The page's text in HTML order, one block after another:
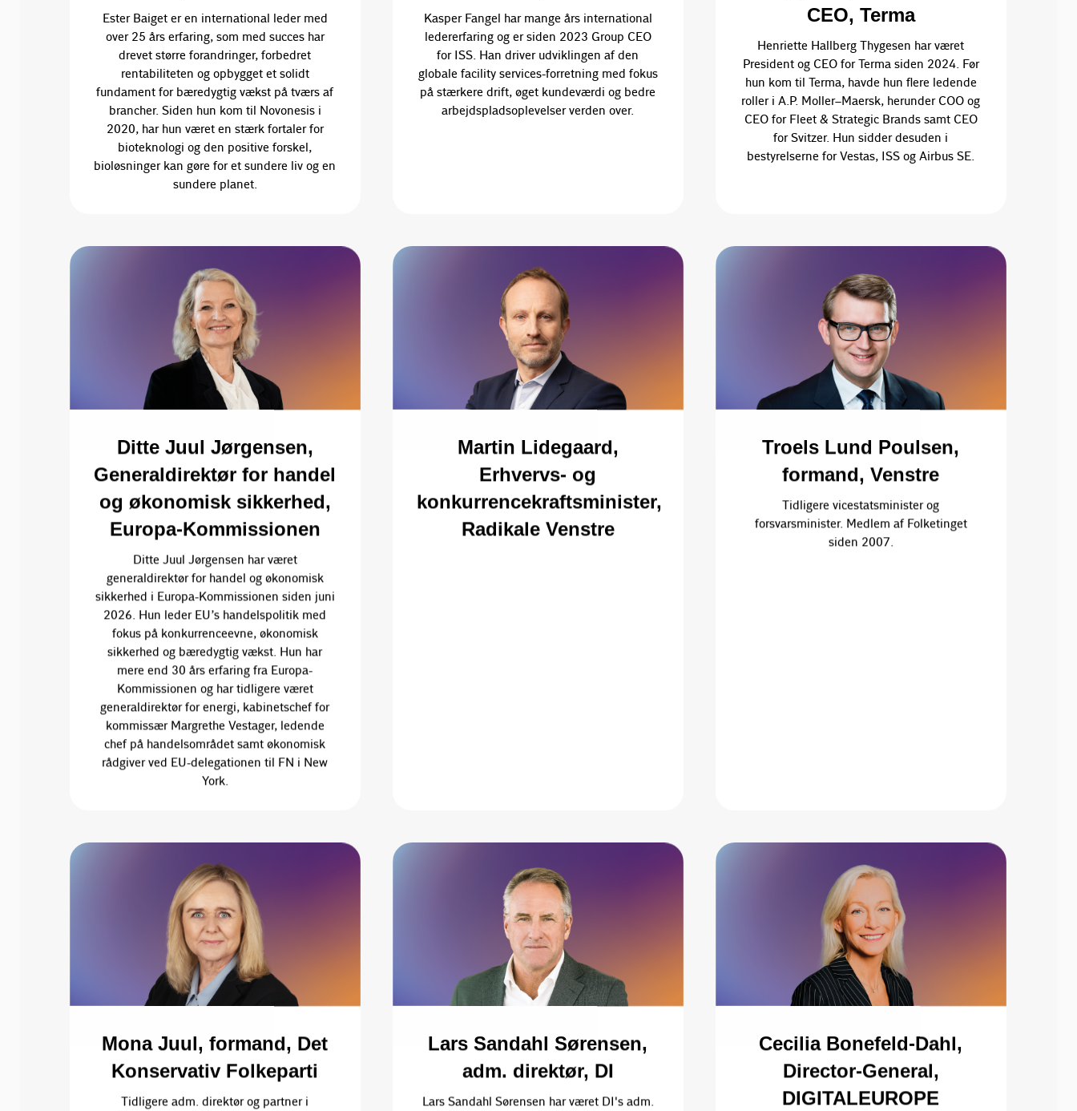
Ester Baiget er en international leder med
over 25 års erfaring, som med succes har
drevet større forandringer, forbedret
rentabiliteten og opbygget et solidt
fundament for bæredygtig vækst på tværs af
brancher. Siden hun kom til Novonesis i
2020, har hun været en stærk fortaler for
bioteknologi og den positive forskel,
bioløsninger kan gøre for et sundere liv og en
sundere planet.
Kasper Fangel har mange års international
ledererfaring og er siden 2023 Group CEO
for ISS. Han driver udviklingen af den
globale facility services-forretning med fokus
på stærkere drift, øget kundeværdi og bedre
arbejdspladsoplevelser verden over.
CEO, Terma
Henriette Hallberg Thygesen har været
President og CEO for Terma siden 2024. Før
hun kom til Terma, havde hun flere ledende
roller i A.P. Moller–Maersk, herunder COO og
CEO for Fleet & Strategic Brands samt CEO
for Svitzer. Hun sidder desuden i
bestyrelserne for Vestas, ISS og Airbus SE.
Ditte Juul Jørgensen,
Generaldirektør for handel
og økonomisk sikkerhed,
Europa-Kommissionen
Ditte Juul Jørgensen har været
generaldirektør for handel og økonomisk
sikkerhed i Europa-Kommissionen siden juni
2026. Hun leder EU’s handelspolitik med
fokus på konkurrenceevne, økonomisk
sikkerhed og bæredygtig vækst. Hun har
mere end 30 års erfaring fra Europa-
Kommissionen og har tidligere været
generaldirektør for energi, kabinetschef for
kommissær Margrethe Vestager, ledende
chef på handelsområdet samt økonomisk
rådgiver ved EU-delegationen til FN i New
York.
Martin Lidegaard,
Erhvervs- og
konkurrencekraftsminister,
Radikale Venstre
Troels Lund Poulsen,
formand, Venstre
Tidligere vicestatsminister og
forsvarsminister. Medlem af Folketinget
siden 2007.
Mona Juul, formand, Det
Konservativ Folkeparti
Tidligere adm. direktør og partner i
Lars Sandahl Sørensen,
adm. direktør, DI
Lars Sandahl Sørensen har været DI's adm.
Cecilia Bonefeld-Dahl,
Director-General,
DIGITALEUROPE